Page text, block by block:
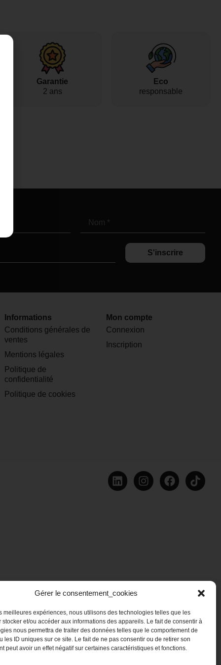
Gérer le consentement_cookies
meilleures expériences, nous utilisons des technologies telles que les
stocker et/ou accéder aux informations des appareils. Le fait de consentir à
nous permettra de traiter des données telles que le comportement de
les ID uniques sur ce site. Le fait de ne pas consentir ou de retirer son
peut avoir un effet négatif sur certaines caractéristiques et fonctions.
Garantie
2 ans
Eco
responsable
S'inscrire
Informations
Conditions générales de
ventes
Mentions légales
Politique de
confidentialité
Politique de cookies
Mon compte
Connexion
Inscription